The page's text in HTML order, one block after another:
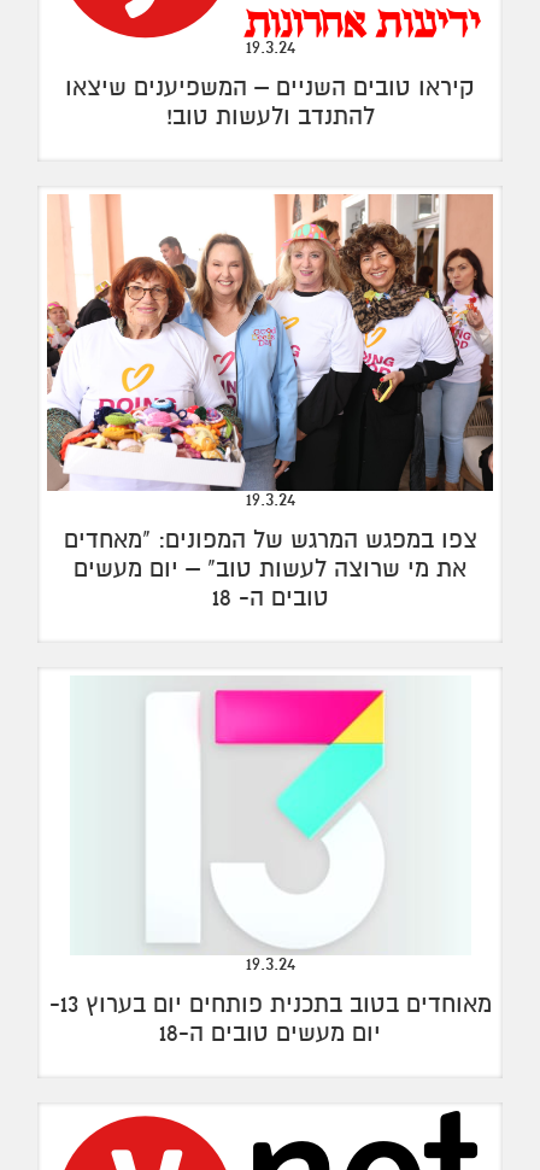
19.3.24
קיראו טובים השניים – המשפיענים שיצאו
להתנדב ולעשות טוב!
19.3.24
צפו במפגש המרגש של המפונים: "מאחדים
את מי שרוצה לעשות טוב" – יום מעשים
טובים ה- 18
19.3.24
מאוחדים בטוב בתכנית פותחים יום בערוץ 13-
יום מעשים טובים ה-18